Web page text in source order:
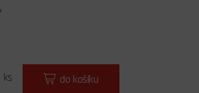
ks do košíku